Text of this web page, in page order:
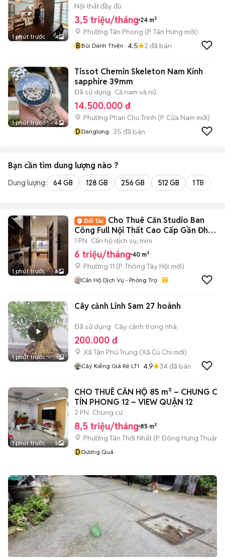
1 phút trước 4
Nội thất đầy đủ
3,5 triệu/tháng 24 m²
Phường Tân Phong (P. Tân Hưng mới)
BBùi Danh Thiện 4.5 2 đã bán
1 phút trước 6
Tissot Chemin Skeleton Nam Kính
sapphire 39mm
Đã sử dụng Cả nam và nữ
14.500.000 đ
Phường Phan Chu Trinh (P. Cửa Nam mới)
DDanglong 35 đã bán
Bạn cần tìm dung lượng nào ?
Dung lượng: 64 GB 128 GB 256 GB 512 GB 1 TB
1 phút trước 8
Cho Thuê Căn Studio Ban
Công Full Nội Thất Cao Cấp Gần Đh
VLU_Ngã 5 Gò
1 PN Căn hộ dịch vụ, mini
6 triệu/tháng 40 m²
Phường 11 (P. Thông Tây Hội mới)
Căn Hộ Dịch Vụ - Phòng Trọ
1 phút trước 1
Cây cảnh Linh Sam 27 hoành
Đã sử dụng Cây cảnh trong nhà
200.000 đ
Xã Tân Phú Trung (Xã Củ Chi mới)
Cây Kiểng Giá Rẻ LT1 4.9 34đã bán
1 phút trước 5
CHO THUÊ CĂN HỘ 85 m² – CHUNG CƯ
TÍN PHONG 12 – VIEW QUẬN 12
2 PN Chung cư
8,5 triệu/tháng 85 m²
Phường Tân Thới Nhất (P. Đông Hưng Thuận
DDương Quá